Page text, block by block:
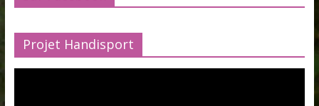
Projet Handisport